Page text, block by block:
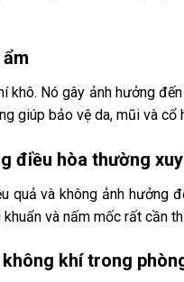
khô. Nó gây ảnh hưởng
giúp bảo vệ da, mũi và cổ
điều hòa thường
quả và không ảnh hưởng
và nấm mốc rất cần
khí trong